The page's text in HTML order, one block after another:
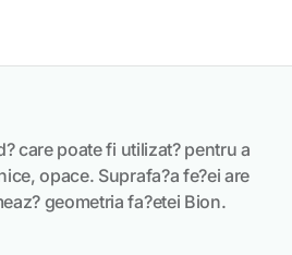
care poate fi utilizat? pentru a
opace. Suprafa?a fe?ei are
geometria fa?etei Bion.